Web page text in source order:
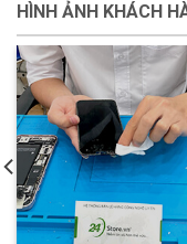
HÌNH ẢNH KHÁCH